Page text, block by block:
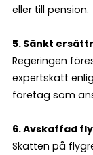
eller till pension​.
5. Sänkt
Regeringen
expertskatt
företag som
6. Avskaffad
Skatten på